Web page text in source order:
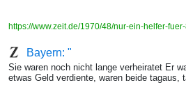
https://www.zeit.de/1970/48/nur-ein-helfer-
Bayern: "
Sie waren noch nicht lange verheiratet Er
etwas Geld verdiente, waren beide tagaus,